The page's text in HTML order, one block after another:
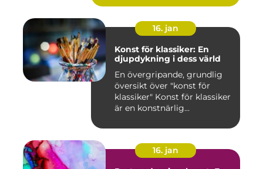
16. jan
Konst för klassiker: En
djupdykning i dess värld
En övergripande, grundlig
översikt över "konst för
klassiker" Konst för klassiker
är en konstnärlig...
16. jan